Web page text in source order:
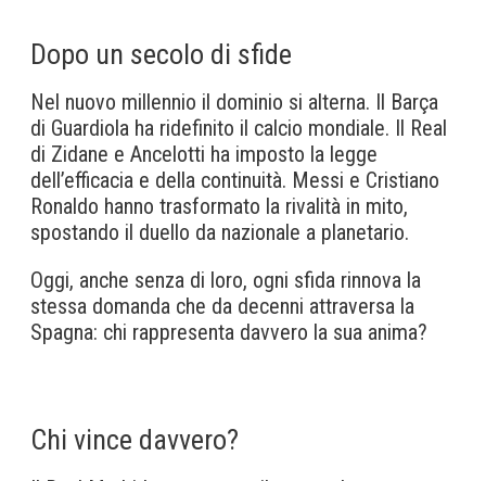
Dopo un secolo di sfide
Nel nuovo millennio il dominio si alterna. Il Barça
di Guardiola ha ridefinito il calcio mondiale. Il Real
di Zidane e Ancelotti ha imposto la legge
dell’efficacia e della continuità. Messi e Cristiano
Ronaldo hanno trasformato la rivalità in mito,
spostando il duello da nazionale a planetario.
Oggi, anche senza di loro, ogni sfida rinnova la
stessa domanda che da decenni attraversa la
Spagna: chi rappresenta davvero la sua anima?
Chi vince davvero?